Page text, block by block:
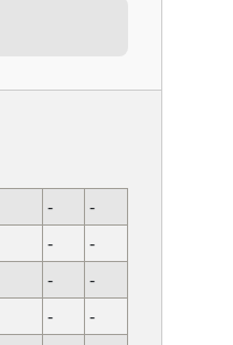
-
-
-
-
-
-
-
-